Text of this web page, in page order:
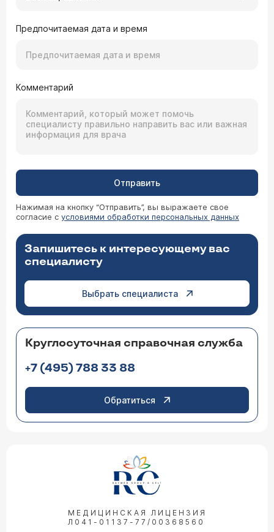
Предпочитаемая дата и время
Комментарий
Отправить
Нажимая на кнопку “Отправить”, вы выражаете свое
согласие с условиями обработки персональных данных
Запишитесь к интересующему вас
специалисту
Выбрать специалиста
Круглосуточная справочная служба
+7 (495) 788 33 88
Обратиться
МЕДИЦИНСКАЯ ЛИЦЕНЗИЯ
Л041-01137-77/00368560